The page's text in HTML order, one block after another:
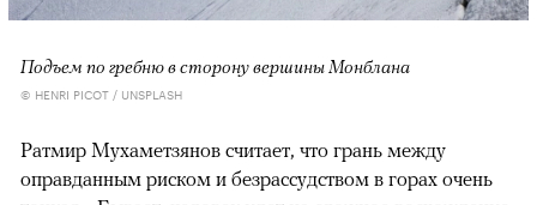
Подъем по гребню в сторону вершины Монблана
© HENRI PICOT / UNSPLASH
Ратмир Мухаметзянов считает, что грань между
оправданным риском и безрассудством в горах очень